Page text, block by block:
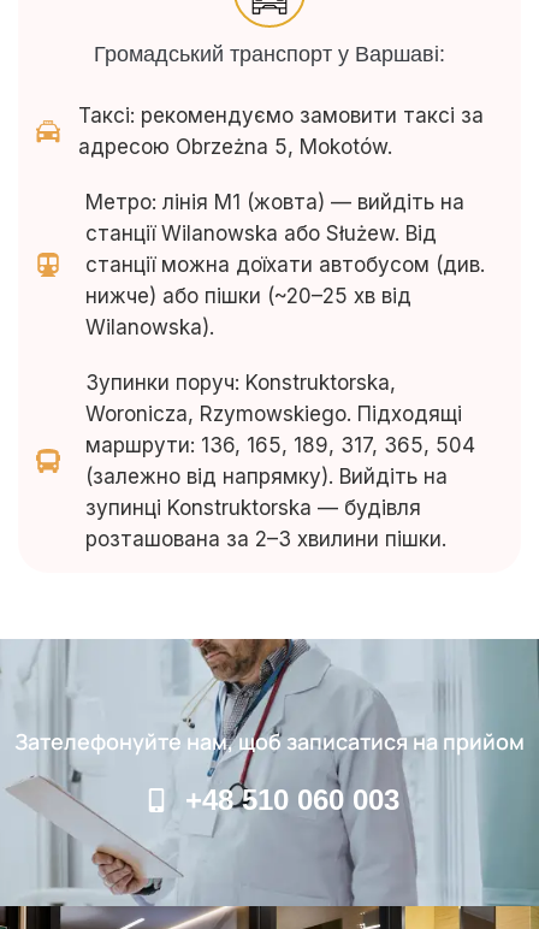
Громадський транспорт у Варшаві:
Таксі: рекомендуємо замовити таксі за
адресою Obrzeżna 5, Mokotów.
Метро: лінія M1 (жовта) — вийдіть на
станції Wilanowska або Służew. Від
станції можна доїхати автобусом (див.
нижче) або пішки (~20–25 хв від
Wilanowska).
Зупинки поруч: Konstruktorska,
Woronicza, Rzymowskiego. Підходящі
маршрути: 136, 165, 189, 317, 365, 504
(залежно від напрямку). Вийдіть на
зупинці Konstruktorska — будівля
розташована за 2–3 хвилини пішки.
Зателефонуйте нам, щоб записатися на прийом
+48 510 060 003